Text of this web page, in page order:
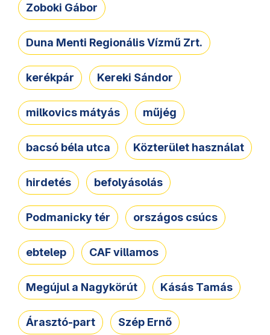
Zoboki Gábor
Duna Menti Regionális Vízmű Zrt.
kerékpár Kereki Sándor
milkovics mátyás műjég
bacsó béla utca Közterület használat
hirdetés befolyásolás
Podmanicky tér országos csúcs
ebtelep CAF villamos
Megújul a Nagykörút Kásás Tamás
Árasztó-part Szép Ernő